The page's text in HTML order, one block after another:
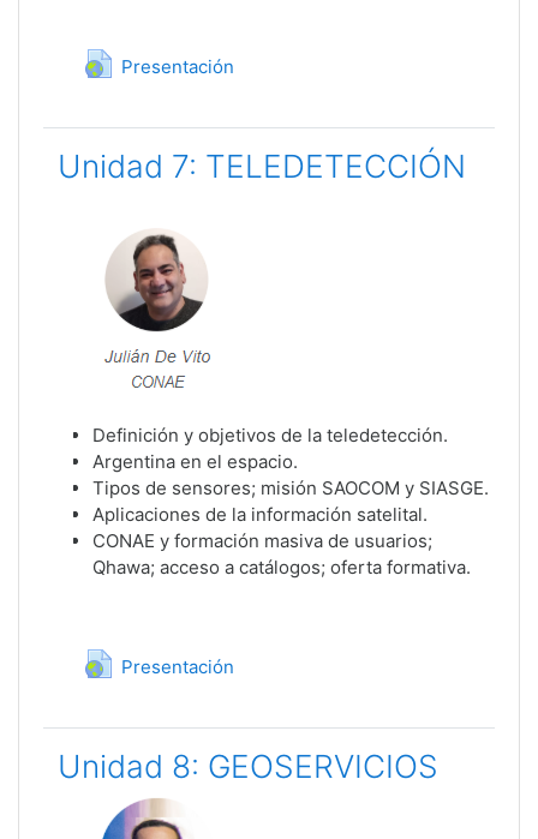
Presentación
URL
Unidad 7: TELEDETECCIÓN
Definición y objetivos de la teledetección.
Argentina en el espacio.
Tipos de sensores; misión SAOCOM y SIASGE.
Aplicaciones de la información satelital.
CONAE y formación masiva de usuarios;
Qhawa; acceso a catálogos; oferta formativa.
Presentación
URL
Unidad 8: GEOSERVICIOS